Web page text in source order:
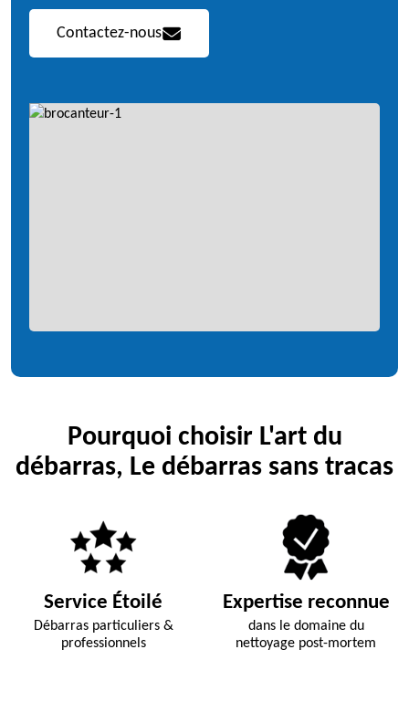
Contactez-nous
Pourquoi choisir L'art du
débarras, Le débarras sans tracas
Service Étoilé
Débarras particuliers &
professionnels
Expertise reconnue
dans le domaine du
nettoyage post-mortem